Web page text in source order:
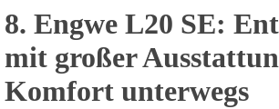
8. Engwe L20 SE:
mit großer
Komfort unterwegs